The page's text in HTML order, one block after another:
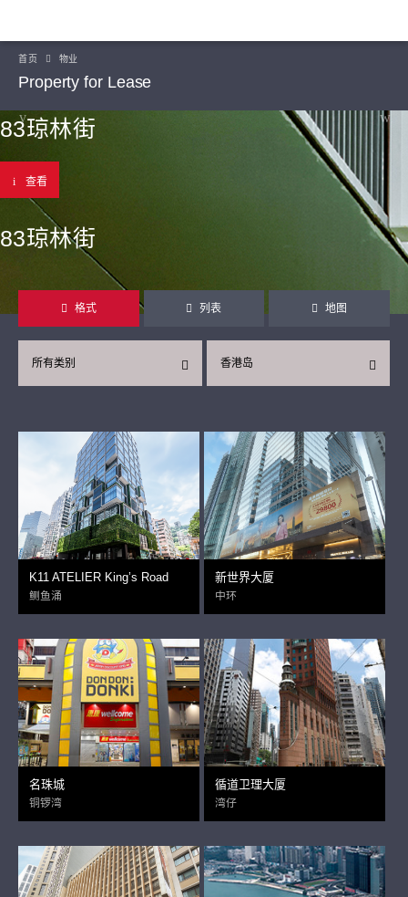
首页 物业
Property for Lease
83琼林街
查看
83琼林街
格式 列表 地图
香港岛
所有类别
K11 ATELIER King’s Road
鲗鱼涌
新世界大厦
中环
名珠城
铜锣湾
循道卫理大厦
湾仔